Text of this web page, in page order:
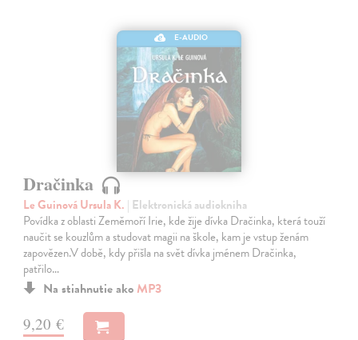
E-AUDIO
Dračinka
Le Guinová Ursula K. | Elektronická audiokniha
Povídka z oblasti Zeměmoří Irie, kde žije dívka Dračinka, která touží
naučit se kouzlům a studovat magii na škole, kam je vstup ženám
zapovězen.V době, kdy přišla na svět dívka jménem Dračinka,
patřilo…
Na stiahnutie ako MP3
9,20 €